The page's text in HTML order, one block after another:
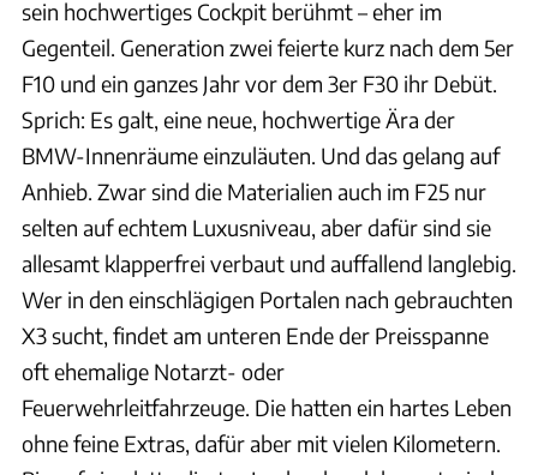
sein hochwertiges Cockpit berühmt – eher im
Gegenteil. Generation zwei feierte kurz nach dem 5er
F10 und ein ganzes Jahr vor dem 3er F30 ihr Debüt.
Sprich: Es galt, eine neue, hochwertige Ära der
BMW-Innenräume einzuläuten. Und das gelang auf
Anhieb. Zwar sind die Materialien auch im F25 nur
selten auf echtem Luxusniveau, aber dafür sind sie
allesamt klapperfrei verbaut und auffallend langlebig.
Wer in den einschlägigen Portalen nach gebrauchten
X3 sucht, findet am unteren Ende der Preisspanne
oft ehemalige Notarzt- oder
Feuerwehrleitfahrzeuge. Die hatten ein hartes Leben
ohne feine Extras, dafür aber mit vielen Kilometern.